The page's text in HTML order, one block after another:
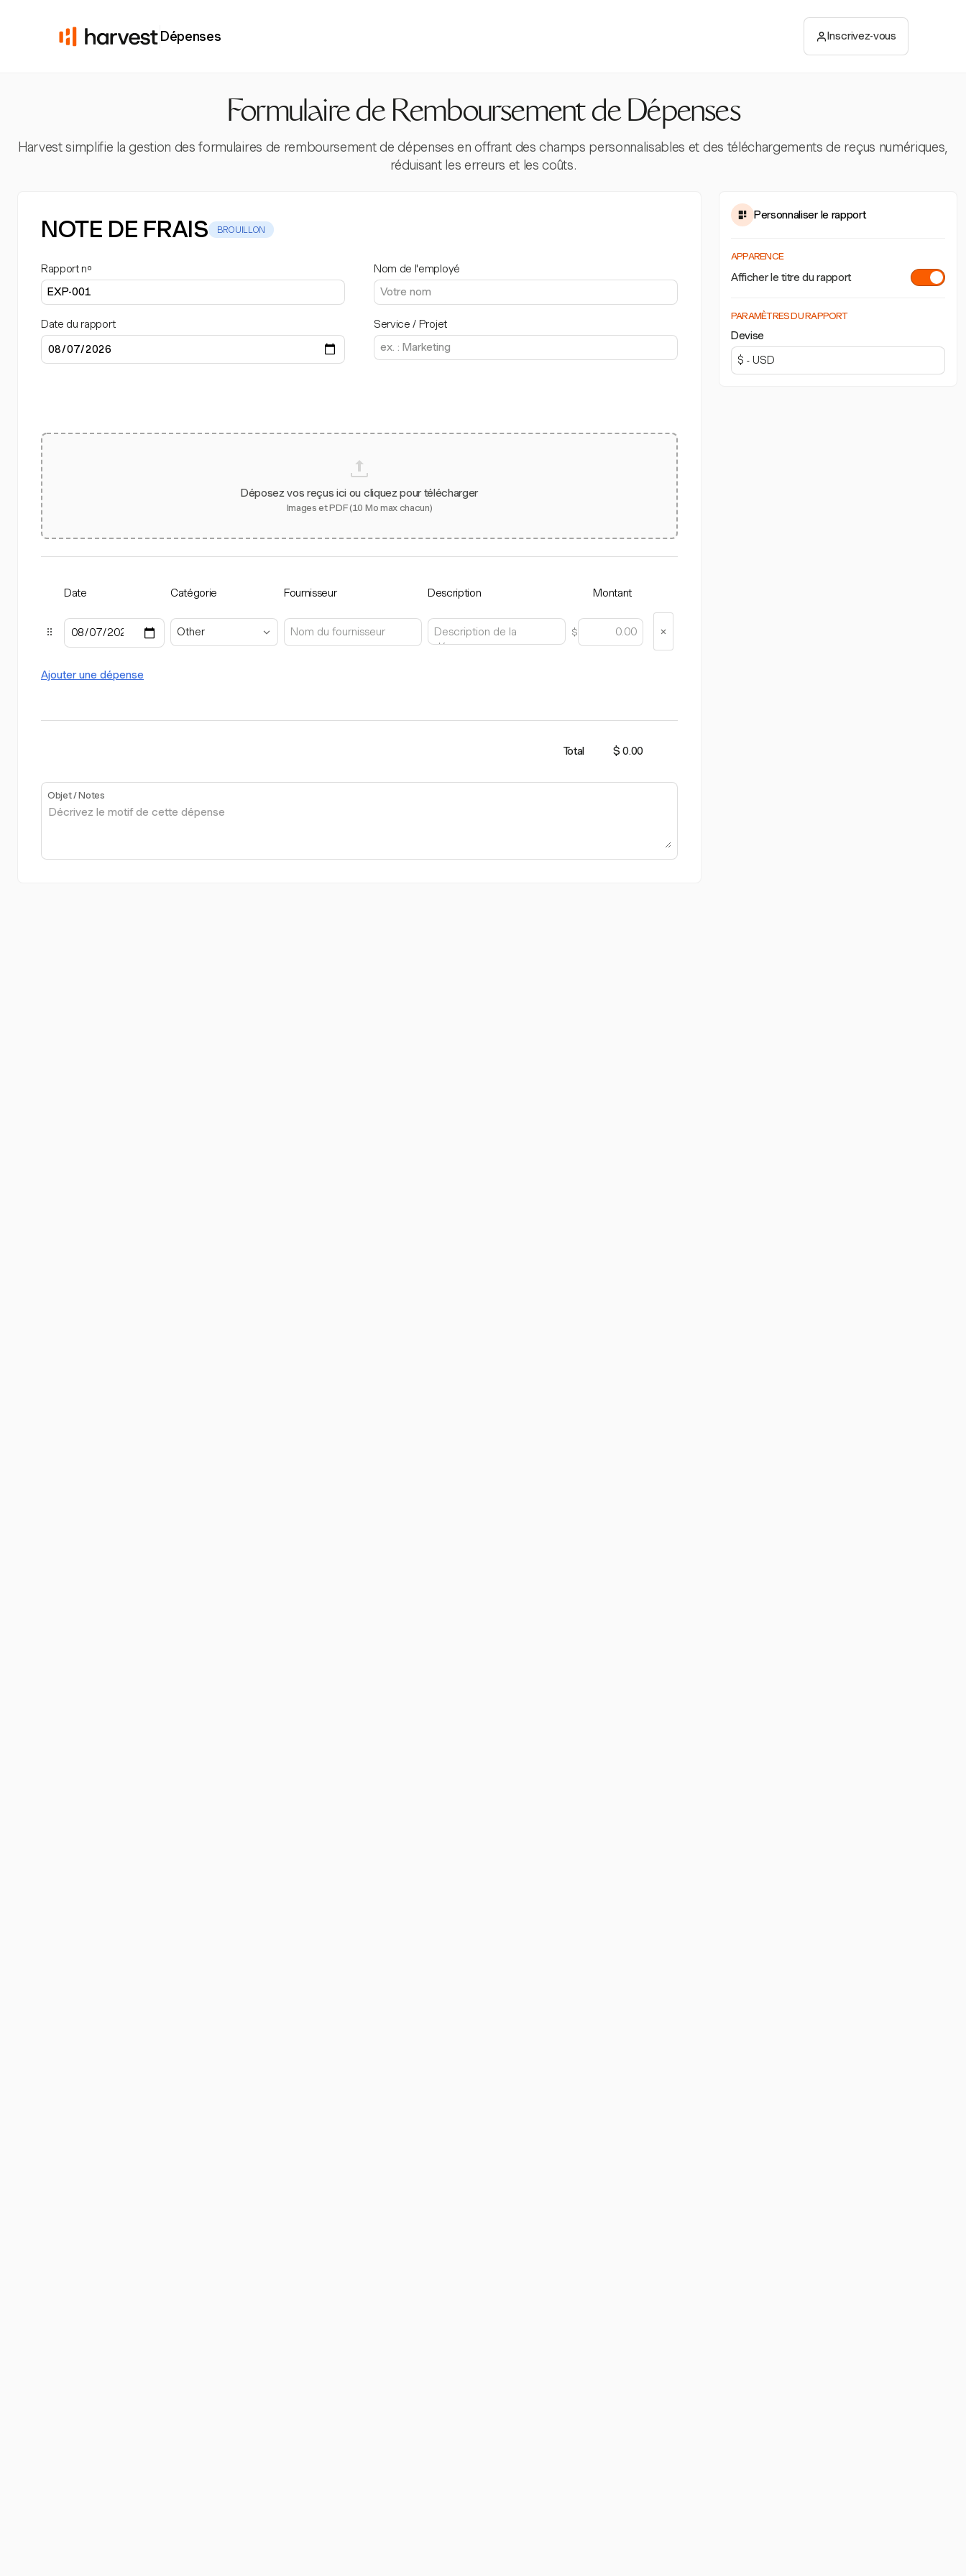
Dépenses Inscrivez-vous
Formulaire de Remboursement de Dépenses
Harvest simplifie la gestion des formulaires de remboursement de dépenses en offrant des champs personnalisables et des téléchargements de reçus numériques,
réduisant les erreurs et les coûts.
NOTE DE FRAIS BROUILLON
Rapport nº
Date du rapport
Nom de l'employé
Service / Projet
Déposez vos reçus ici ou cliquez pour télécharger
Images et PDF (10 Mo max chacun)
Date Catégorie Fournisseur Description Montant
Other $
Ajouter une dépense
Total $ 0.00
Objet / Notes
Personnaliser le rapport
APPARENCE
Afficher le titre du rapport
PARAMÈTRES DU RAPPORT
Devise